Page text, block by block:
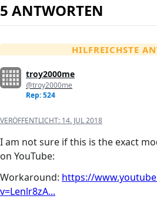
5 ANTWORTEN
HILFREICHSTE
troy2000me
@troy2000me
Rep: 524
VERÖFFENTLICHT: 14. JUL 2018
I am not sure if this is the exact
on YouTube:
Workaround: https://
v=Lenlr8zA...